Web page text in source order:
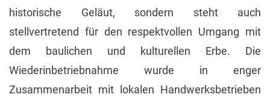
historische Geläut, sondern steht auch
stellvertretend für den respektvollen Umgang mit
dem baulichen und kulturellen Erbe. Die
Wiederinbetriebnahme wurde in enger
Zusammenarbeit mit lokalen Handwerksbetrieben